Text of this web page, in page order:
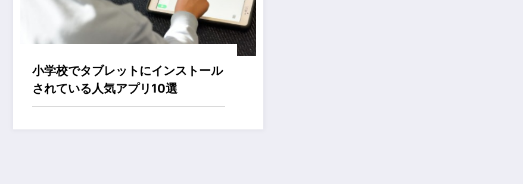
小学校でタブレットにインストール
されている人気アプリ10選